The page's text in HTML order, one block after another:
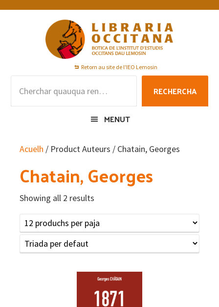
Skip
Skip
Skip
Retorn au site de l'IEO Lemosin
RECHERCHA
MENUT
Acuelh / Product Auteurs / Chatain, Georges
Chatain, Georges
Showing all 2 results